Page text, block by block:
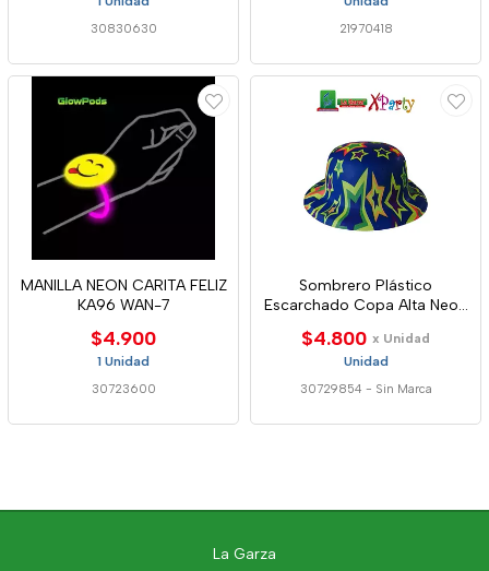
30830630 21970418
MANILLA NEON CARITA FELIZ
KA96 WAN-7
$4.900
1 Unidad
30723600
Sombrero Plástico
Escarchado Copa Alta Neon
$4.800 x Unidad
Unidad
30729854 - Sin Marca
La Garza